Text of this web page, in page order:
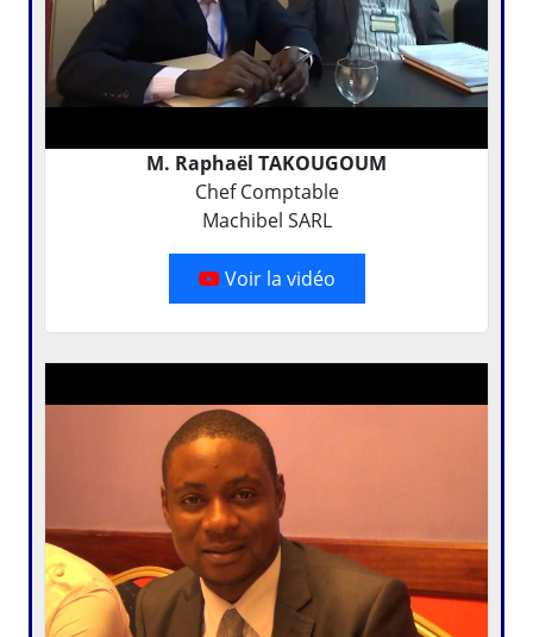
M. Raphaël TAKOUGOUM
Chef Comptable
Machibel SARL
Voir la vidéo